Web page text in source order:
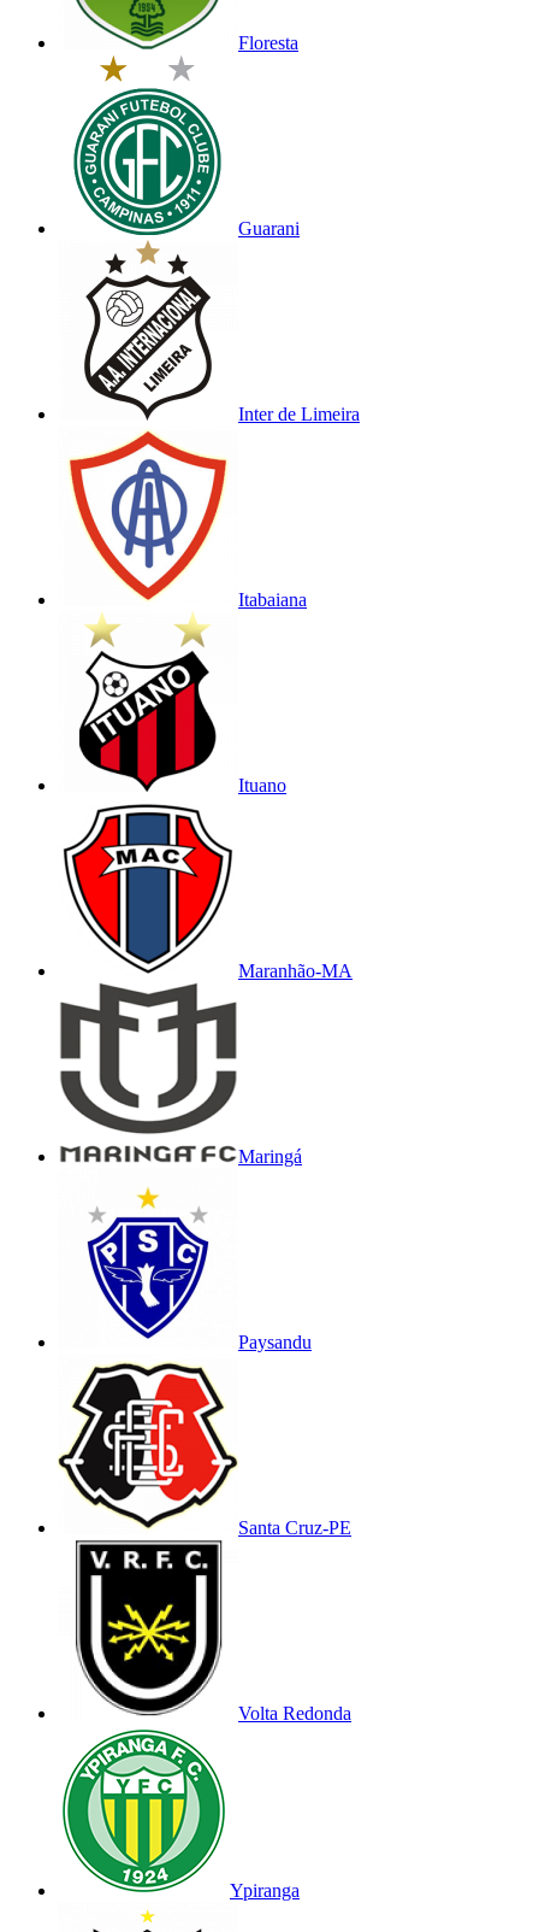
Floresta
Guarani
Inter de Limeira
Itabaiana
Ituano
Maranhão-MA
Maringá
Paysandu
Santa Cruz-PE
Volta Redonda
Ypiranga